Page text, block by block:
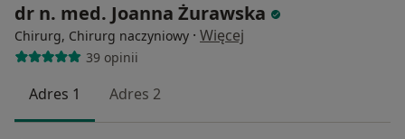
dr n. med. Joanna Żurawska
Chirurg, Chirurg naczyniowy · Więcej
39 opinii
Adres 1 Adres 2